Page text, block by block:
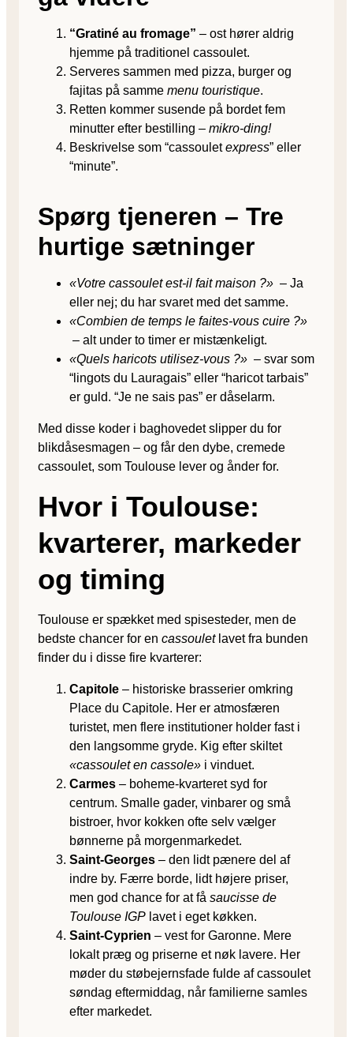
“Gratiné au fromage” – ost hører aldrig
hjemme på traditionel cassoulet.
Serveres sammen med pizza, burger og
fajitas på samme menu touristique.
Retten kommer susende på bordet fem
minutter efter bestilling – mikro-ding!
Beskrivelse som “cassouletexpress” eller
“minute”.
Spørg tjeneren – Tre
hurtige sætninger
«Votre cassoulet est-il fait maison ?» – Ja
eller nej; du har svaret med det samme.
«Combien de temps le faites-vous cuire ?»
– alt under to timer er mistænkeligt.
«Quels haricots utilisez-vous ?» – svar som
“lingots du Lauragais” eller “haricot tarbais”
er guld. “Je ne sais pas” er dåselarm.
Med disse koder i baghovedet slipper du for
blikdåsesmagen – og får den dybe, cremede
cassoulet, som Toulouse lever og ånder for.
Hvor i Toulouse:
kvarterer, markeder
og timing
Toulouse er spækket med spisesteder, men de
bedste chancer for en cassouletlavet fra bunden
finder du i disse fire kvarterer:
Capitole – historiske brasserier omkring
Place du Capitole. Her er atmosfæren
turistet, men flere institutioner holder fast i
den langsomme gryde. Kig efter skiltet
«cassoulet en cassole» i vinduet.
Carmes – boheme-kvarteret syd for
centrum. Smalle gader, vinbarer og små
bistroer, hvor kokken ofte selv vælger
bønnerne på morgenmarkedet.
Saint-Georges – den lidt pænere del af
indre by. Færre borde, lidt højere priser,
men god chance for at få saucisse de
Toulouse IGP lavet i eget køkken.
Saint-Cyprien – vest for Garonne. Mere
lokalt præg og priserne et nøk lavere. Her
møder du støbejernsfade fulde af cassoulet
søndag eftermiddag, når familierne samles
efter markedet.